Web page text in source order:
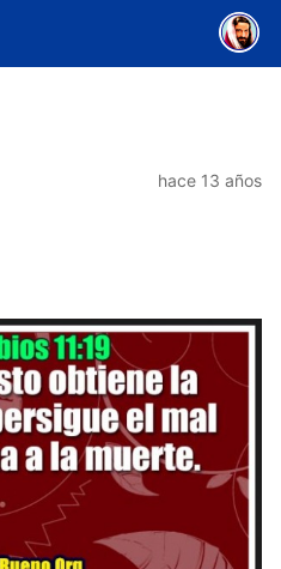
hace 13 años